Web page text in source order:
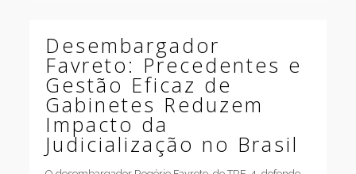
Desembargador
Favreto: Precedentes e
Gestão Eficaz de
Gabinetes Reduzem
Impacto da
Judicialização no Brasil